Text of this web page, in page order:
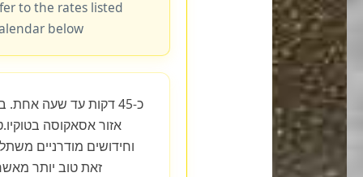
to the rates listed
below.
אזור אסאקוסה
וחידושים מודרניים
זאת טוב יותר